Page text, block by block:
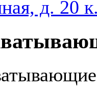
д. 20